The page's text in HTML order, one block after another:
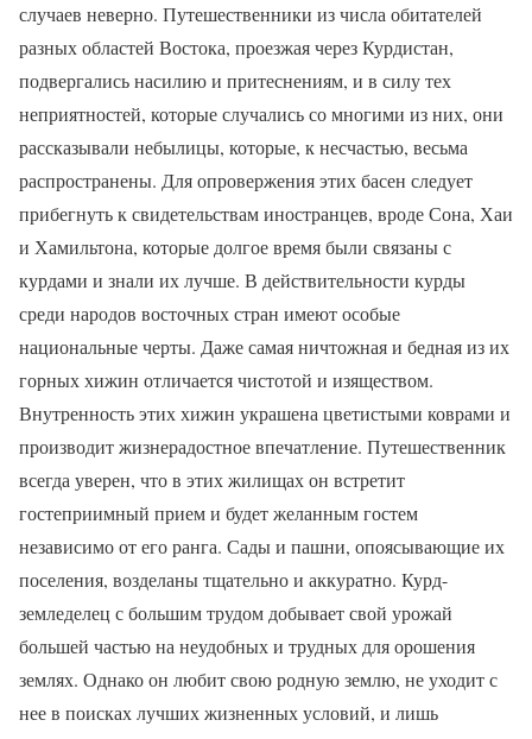
случаев неверно. Путешественники из числа обитателей
разных областей Востока, проезжая через Курдистан,
подвергались насилию и притеснениям, и в силу тех
неприятностей, которые случались со многими из них, они
рассказывали небылицы, которые, к несчастью, весьма
распространены. Для опровержения этих басен следует
прибегнуть к свидетельствам иностранцев, вроде Сона, Хаи
и Хамильтона, которые долгое время были связаны с
курдами и знали их лучше. В действительности курды
среди народов восточных стран имеют особые
национальные черты. Даже самая ничтожная и бедная из их
горных хижин отличается чистотой и изяществом.
Внутренность этих хижин украшена цветистыми коврами и
производит жизнерадостное впечатление. Путешественник
всегда уверен, что в этих жилищах он встретит
гостеприимный прием и будет желанным гостем
независимо от его ранга. Сады и пашни, опоясывающие их
поселения, возделаны тщательно и аккуратно. Курд-
земледелец с большим трудом добывает свой урожай
большей частью на неудобных и трудных для орошения
землях. Однако он любит свою родную землю, не уходит с
нее в поисках лучших жизненных условий, и лишь